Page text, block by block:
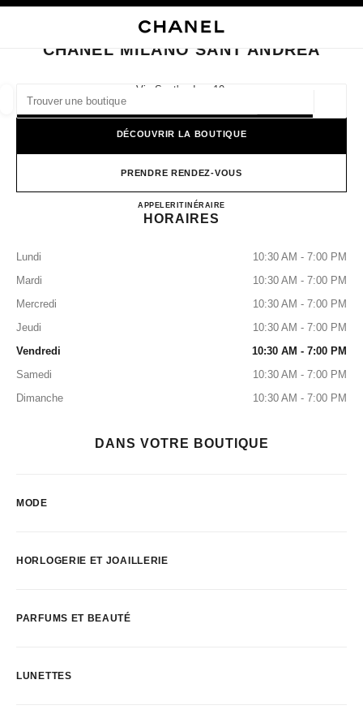
Les suggestions sont affichées sous cette barre de recherche
0 Suggestions disponibles
FERMER LA FICHE BOUTIQUE CHANEL MILANO SANT'ANDREA
CHANEL MILANO SANT'ANDREA
Via Sant'andrea 10,
DÉCOUVRIR LA BOUTIQUE
PRENDRE RENDEZ-VOUS
APPELER+39 02 7788 6999
ITINÉRAIRECHANEL MILANO
HORAIRES
Lundi
10:30 AM - 7:00 PM
Mardi
10:30 AM - 7:00 PM
Mercredi
10:30 AM - 7:00 PM
Jeudi
10:30 AM - 7:00 PM
Vendredi
10:30 AM - 7:00 PM
Samedi
10:30 AM - 7:00 PM
Dimanche
10:30 AM - 7:00 PM
DANS VOTRE BOUTIQUE
MODE
HORLOGERIE ET JOAILLERIE
PARFUMS ET BEAUTÉ
LUNETTES
filtrer les résultats par :LUNETTES HORLOGERIE ET JOAILLERIE